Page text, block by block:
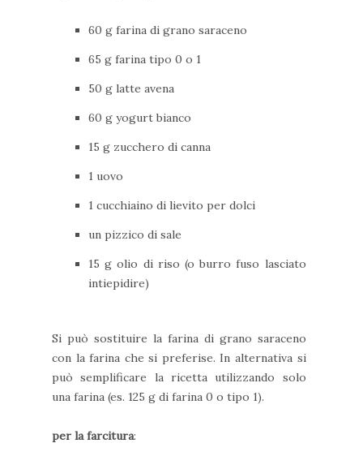
60 g farina di grano saraceno
65 g farina tipo 0 o 1
50 g latte avena
60 g yogurt bianco
15 g zucchero di canna
1 uovo
1 cucchiaino di lievito per dolci
un pizzico di sale
15 g olio di riso (o burro fuso lasciato
intiepidire)
Si può sostituire la farina di grano saraceno
con la farina che si preferise. In alternativa si
può semplificare la ricetta utilizzando solo
una farina (es. 125 g di farina 0 o tipo 1).
per la farcitura: